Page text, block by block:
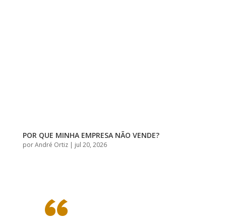
POR QUE MINHA EMPRESA NÃO VENDE?
porAndré Ortiz| jul 20, 2026